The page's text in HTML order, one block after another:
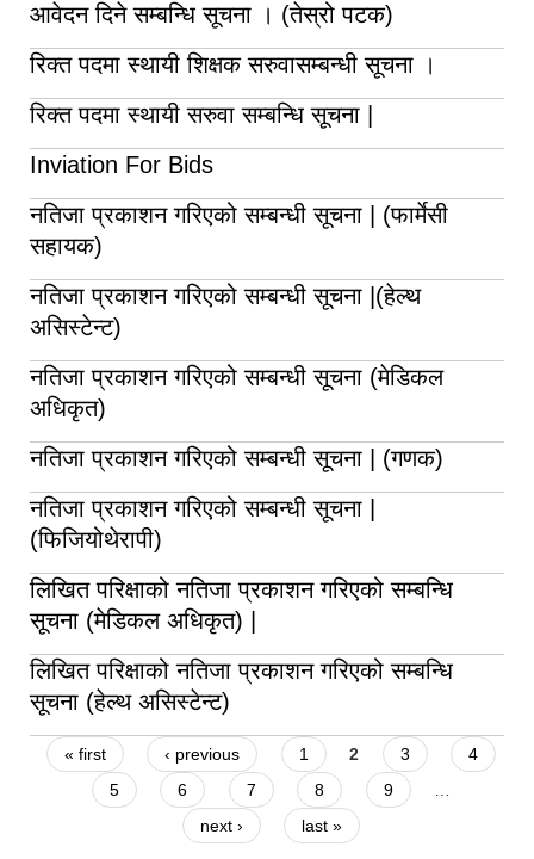
आवेदन दिने सम्बन्धि सूचना । (तेस्रो पटक)
रिक्त पदमा स्थायी शिक्षक सरुवासम्बन्धी सूचना ।
रिक्त पदमा स्थायी सरुवा सम्बन्धि सूचना |
Inviation For Bids
नतिजा प्रकाशन गरिएको सम्बन्धी सूचना | (फार्मेसी
सहायक)
नतिजा प्रकाशन गरिएको सम्बन्धी सूचना |(हेल्थ
असिस्टेन्ट)
नतिजा प्रकाशन गरिएको सम्बन्धी सूचना (मेडिकल
अधिकृत)
नतिजा प्रकाशन गरिएको सम्बन्धी सूचना | (गणक)
नतिजा प्रकाशन गरिएको सम्बन्धी सूचना |
(फिजियोथेरापी)
लिखित परिक्षाको नतिजा प्रकाशन गरिएको सम्बन्धि
सूचना (मेडिकल अधिकृत) |
लिखित परिक्षाको नतिजा प्रकाशन गरिएको सम्बन्धि
सूचना (हेल्थ असिस्टेन्ट)
Pages
« first ‹ previous 1 2 3
4
5
6 7 8 9
…
next ›
last »